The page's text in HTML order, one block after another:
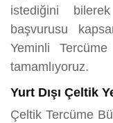
istediğini
başvurusu
Yeminli
tamamlıyoruz.
Yurt Dışı Çeltik
Çeltik Tercüme